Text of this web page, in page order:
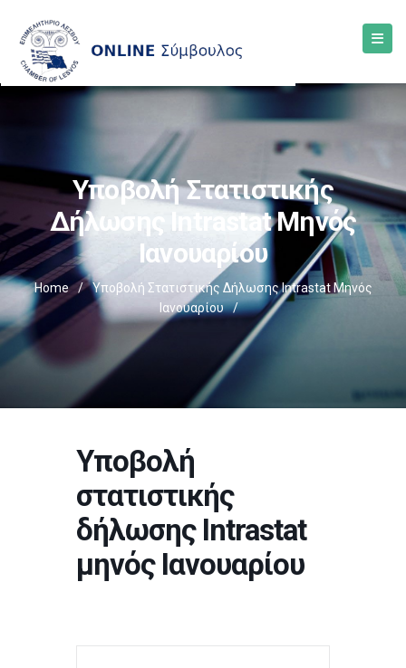
Υποβολή Στατιστικής
Δήλωσης Intrastat Μηνός
Ιανουαρίου
Home /
Υποβολή Στατιστικής Δήλωσης Intrastat Μηνός
Ιανουαρίου
/
Υποβολή
στατιστικής
δήλωσης Intrastat
μηνός Ιανουαρίου